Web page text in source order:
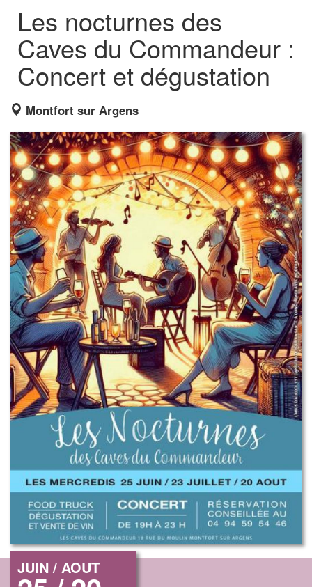
Les nocturnes des
Caves du Commandeur :
Concert et dégustation
Montfort sur Argens
JUIN / AOUT